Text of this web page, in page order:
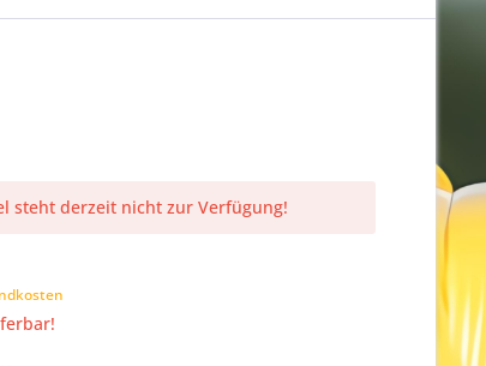
steht derzeit nicht zur Verfügung!